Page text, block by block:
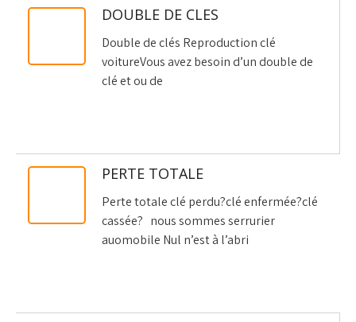
DOUBLE DE CLES
Double de clés Reproduction clé
voitureVous avez besoin d’un double de
clé et ou de
PERTE TOTALE
Perte totale clé perdu?clé enfermée?clé
cassée? nous sommes serrurier
auomobile Nul n’est à l’abri